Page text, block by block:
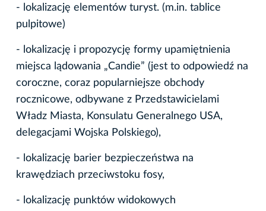
- lokalizację elementów turyst. (m.in. tablice
pulpitowe)
- lokalizację i propozycję formy upamiętnienia
miejsca lądowania „Candie” (jest to odpowiedź na
coroczne, coraz popularniejsze obchody
rocznicowe, odbywane z Przedstawicielami
Władz Miasta, Konsulatu Generalnego USA,
delegacjami Wojska Polskiego),
- lokalizację barier bezpieczeństwa na
krawędziach przeciwstoku fosy,
- lokalizację punktów widokowych